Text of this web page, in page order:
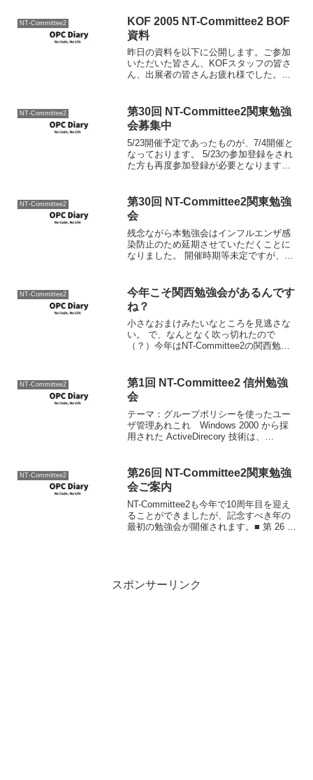
NT-Committee2
KOF 2005 NT-Committee2 BOF
資料
昨日の資料を以下に公開します。ご参加
いただいた皆さん、KOFスタッフの皆さ
ん、出展者の皆さんお疲れ様でした。
NT-Committee2
第30回 NT-Committee2関東勉強
会募集中
5/23開催予定であったものが、7/4開催と
なっております。 5/23の参加登録をされ
た方も再度参加登録が必要となりますの
の日本医科大学に変更となっております
のでご注意...
NT-Committee2
第30回 NT-Committee2関東勉強
会
残念ながら本勉強会はインフルエンザ感
染防止のため延期させていただくことに
なりました。 開催時期等未定ですが、決
日となりますのでよろしくお願いいたし
ます。 今回の概...
NT-Committee2
今年こそ関西勉強会があるんです
ね？
小さなおまけみたいなところを見逃さな
い。 で、なんとなく吹っ切れたので
（？）今年はNT-Committee2の関西勉強
ど。 今年、やることメモ - Hide...
NT-Committee2
第1回 NT-Committee2 信州勉強
会
テーマ：グループポリシーを使ったユー
ザ管理あれこれ Windows 2000 から採
用された ActiveDirecory 技術は、
るグループポリシ...
NT-Committee2
第26回 NT-Committee2関東勉強
会ご案内
NT-Committee2も今年で10周年目を迎え
ることができましたが、記念すべき年の
最初の勉強会が開催されます。■ 第 26 回
スポンサーリンク